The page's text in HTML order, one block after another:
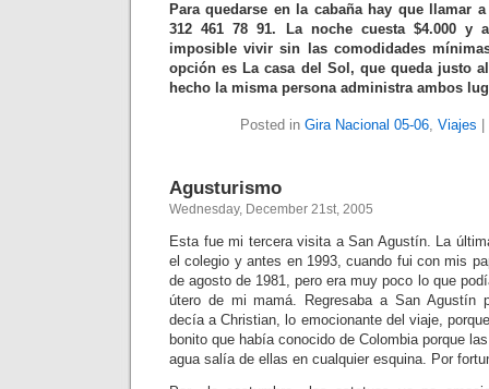
Para quedarse en la cabaña hay que llamar
312 461 78 91. La noche cuesta $4.000 y
imposible vivir sin las comodidades
opción es La casa del Sol, que queda justo
hecho la misma persona administra ambos
Posted in Gira Nacional 05-06, Viajes
Agusturismo
Wednesday, December 21st, 2005
Esta fue mi tercera visita a San Agustín. La
el colegio y antes en 1993, cuando fui con mis
de agosto de 1981, pero era muy poco lo que
útero de mi mamá. Regresaba a San Agustín
decía a Christian, lo emocionante del viaje,
bonito que había conocido de Colombia porque
agua salía de ellas en cualquier esquina. Por